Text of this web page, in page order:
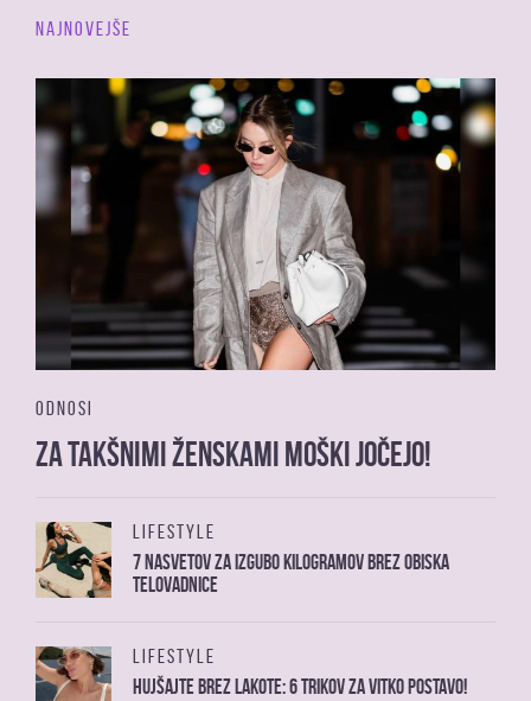
NAJNOVEJŠE
ODNOSI
Za takšnimi ženskami moški jočejo!
LIFESTYLE
7 nasvetov za izgubo kilogramov brez obiska
telovadnice
LIFESTYLE
Hujšajte brez lakote: 6 trikov za vitko postavo!